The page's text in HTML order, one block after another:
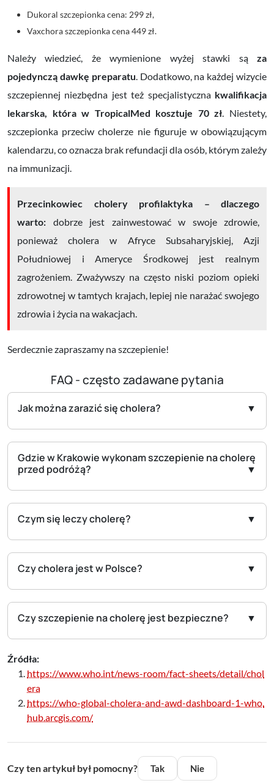
Dukoral szczepionka cena: 299 zł,
Vaxchora szczepionka cena449 zł.
Należy wiedzieć, że wymienione wyżej stawki są za
pojedynczą dawkę preparatu. Dodatkowo, na każdej wizycie
szczepiennej niezbędna jest też specjalistyczna kwalifikacja
lekarska, która w TropicalMed kosztuje 70 zł. Niestety,
szczepionka przeciw cholerze nie figuruje w obowiązującym
kalendarzu, co oznacza brak refundacji dla osób, którym zależy
na immunizacji.
Przecinkowiec cholery profilaktyka – dlaczego
warto:
dobrze jest zainwestować w swoje zdrowie,
ponieważ cholera w AfryceSubsaharyjskiej, Azji
Południowej i Ameryce Środkowej jest realnym
zagrożeniem. Zważywszy na często niski poziom opieki
zdrowotnej w tamtych krajach, lepiej nie narażać swojego
zdrowia i życia na wakacjach.
Serdecznie zapraszamy na szczepienie!
FAQ - często zadawane pytania
Jak można zarazić się cholera?
Gdzie w Krakowie wykonam szczepienie na cholerę
przed podróżą?
Czym się leczy cholerę?
Czy cholera jest w Polsce?
Czy szczepienie na cholerę jest bezpieczne?
Źródła:
https://www.who.int/news-room/fact-sheets/detail/chol
era
https://who-global-cholera-and-awd-dashboard-1-who.
hub.arcgis.com/
Czy ten artykuł był pomocny? Tak Nie